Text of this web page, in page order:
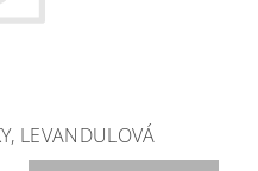
LEVANDULOVÁ